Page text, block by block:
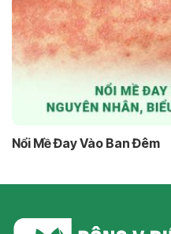
Nổi Mề Đay Vào Ban Đêm